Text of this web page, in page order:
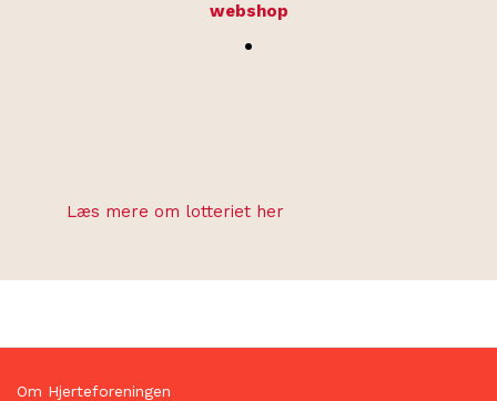
webshop
.
Læs mere om lotteriet her
Om Hjerteforeningen